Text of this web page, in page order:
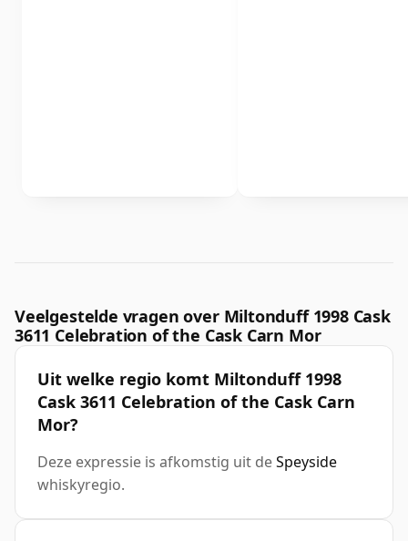
Veelgestelde vragen over Miltonduff 1998 Cask
3611 Celebration of the Cask Carn Mor
Uit welke regio komt Miltonduff 1998
Cask 3611 Celebration of the Cask Carn
Mor?
Deze expressie is afkomstig uit deSpeyside
whiskyregio.